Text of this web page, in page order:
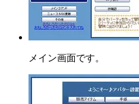
メイン画面です。